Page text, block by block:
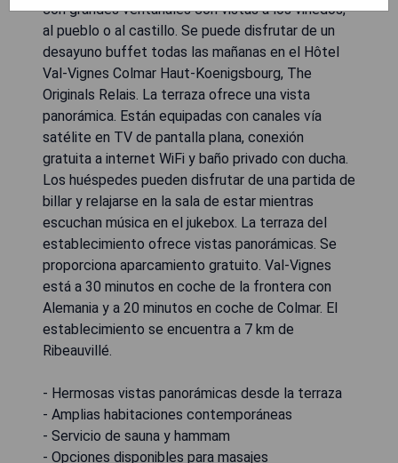
con grandes ventanales con vistas a los viñedos,
al pueblo o al castillo. Se puede disfrutar de un
desayuno buffet todas las mañanas en el Hôtel
Val-Vignes Colmar Haut-Koenigsbourg, The
Originals Relais. La terraza ofrece una vista
panorámica. Están equipadas con canales vía
satélite en TV de pantalla plana, conexión
gratuita a internet WiFi y baño privado con ducha.
Los huéspedes pueden disfrutar de una partida de
billar y relajarse en la sala de estar mientras
escuchan música en el jukebox. La terraza del
establecimiento ofrece vistas panorámicas. Se
proporciona aparcamiento gratuito. Val-Vignes
está a 30 minutos en coche de la frontera con
Alemania y a 20 minutos en coche de Colmar. El
establecimiento se encuentra a 7 km de
Ribeauvillé.
- Hermosas vistas panorámicas desde la terraza
- Amplias habitaciones contemporáneas
- Servicio de sauna y hammam
- Opciones disponibles para masajes